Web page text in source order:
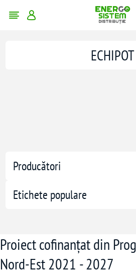
Producători
Etichete populare
ECHIPOT
Proiect cofinanțat din
Nord-Est 2021 - 2027